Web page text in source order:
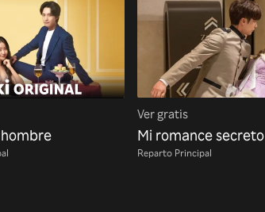
Ver gratis
Mi romance secreto
Reparto Principal